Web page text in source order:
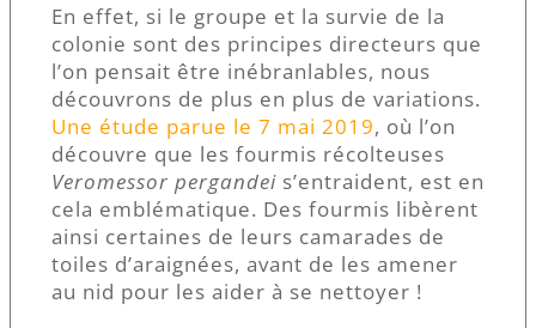
En effet, si le groupe et la survie de la
colonie sont des principes directeurs que
l’on pensait être inébranlables, nous
découvrons de plus en plus de variations.
Une étude parue le 7 mai 2019, où l’on
découvre que les fourmis récolteuses
Veromessor pergandei s’entraident, est en
cela emblématique. Des fourmis libèrent
ainsi certaines de leurs camarades de
toiles d’araignées, avant de les amener
au nid pour les aider à se nettoyer !